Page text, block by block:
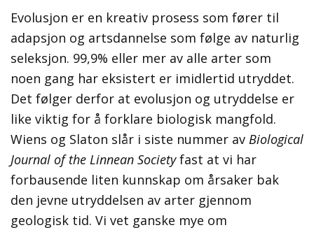
Evolusjon er en kreativ prosess som fører til
adapsjon og artsdannelse som følge av naturlig
seleksjon. 99,9% eller mer av alle arter som
noen gang har eksistert er imidlertid utryddet.
Det følger derfor at evolusjon og utryddelse er
like viktig for å forklare biologisk mangfold.
Wiens og Slaton slår i siste nummer av Biological
Journal of the Linnean Societyfast at vi har
forbausende liten kunnskap om årsaker bak
den jevne utryddelsen av arter gjennom
geologisk tid. Vi vet ganske mye om